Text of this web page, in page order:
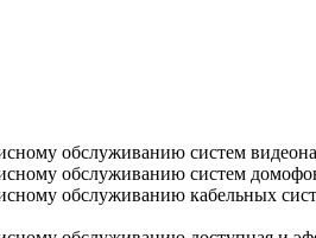
обслуживанию систем
обслуживанию систем
обслуживанию кабельных